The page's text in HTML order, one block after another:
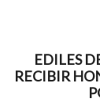
EDILES
RECIBIR